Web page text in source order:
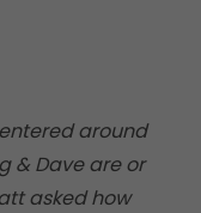
around
& Dave are or
asked how